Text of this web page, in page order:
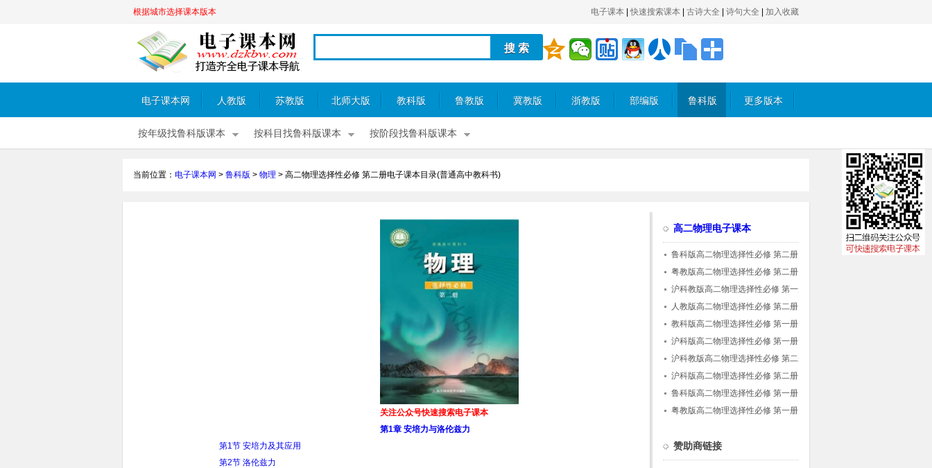
根据城市选择课本版本 电子课本 快速搜索课本 古诗大全 诗句大全 加入收藏
电子课本网 人教版 苏教版 北师大版 教科版 鲁教版 冀教版 浙教版 部编版 鲁科版 更多版本
按年级找鲁科版课本 按科目找鲁科版课本 按阶段找鲁科版课本
当前位置： 电子课本网 > 鲁科版 > 物理 > 高二物理选择性必修 第二册电子课本目录(普通高中教科书)
关注公众号快速搜索电子课本
第1章 安培力与洛伦兹力
第1节 安培力及其应用
第2节 洛伦兹力
高二物理电子课本
鲁科版高二物理选择性必修 第二册
粤教版高二物理选择性必修 第二册
沪科教版高二物理选择性必修 第一册
人教版高二物理选择性必修 第二册
教科版高二物理选择性必修 第一册
沪科版高二物理选择性必修 第一册
沪科教版高二物理选择性必修 第二册
沪科版高二物理选择性必修 第二册
鲁科版高二物理选择性必修 第一册
粤教版高二物理选择性必修 第一册
赞助商链接